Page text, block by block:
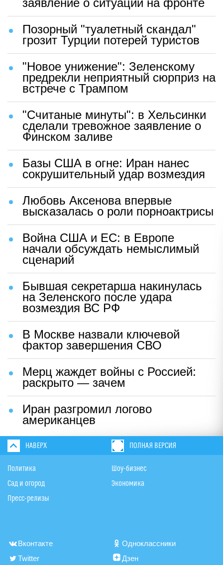
заявление о ситуации на фронте
Позорный "туалетный скандал"
грозит Турции потерей туристов
"Новое унижение": Зеленскому
предрекли неприятный сюрприз на
встрече с Трампом
"Считаные минуты": в Хельсинки
сделали тревожное заявление о
Финском заливе
Базы США в огне: Иран нанес
сокрушительный удар возмездия
Любовь Аксенова впервые
высказалась о роли порноактрисы
Война США и ЕС: в Европе
начали обсуждать немыслимый
сценарий
Бывшая секретарша накинулась
на Зеленского после удара
возмездия ВС РФ
В Москве назвали ключевой
фактор завершения СВО
Мерц жаждет войны с Россией:
раскрыто — зачем
Иран разгромил логово
американцев
НАВЕРХ ПОЛНАЯ ВЕРСИЯ
Политика
Сад и огород
Пресс-релизы
Шоу-бизнес
Экономика
Вконтакте
Одноклассники
Twitter
Дзен